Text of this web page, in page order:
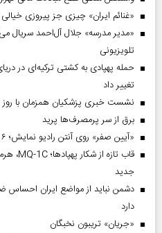
«غنائم ایران» چیزی جز پیروزی
«مدیر مدرسه» جلال آل‌احمد سریال
تلویزیونی
تغییر داد
نشست خبری پزشکیان همزمان با روز
برق از سر پرمصرف‌ها پرید
«آیین صفر» روی آنتن رادیو نمایش؛ ۶ روایت از اخلاق و سیره اهل‌بیت(ع)
جدید
دشمن نباید از مواضع ایران احساس
دارد
«جریان» تریبون نخبگان